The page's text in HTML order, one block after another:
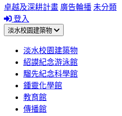
卓越及深耕計畫 廣告輪播 未分類
登入
淡水校園建築物
淡水校園建築物
紹謨紀念游泳館
騮先紀念科學館
鍾靈化學館
教育館
傳播館